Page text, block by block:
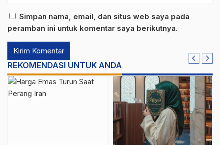
Simpan nama, email, dan situs web saya pada
peramban ini untuk komentar saya berikutnya.
REKOMENDASI UNTUK ANDA